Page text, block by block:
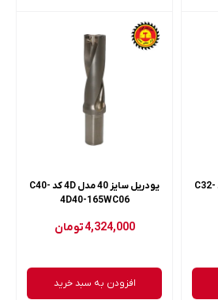
یودریل سایز 39 مدل 4D کد C32-
یودریل سایز 40 مدل 4D کد C40-
4D40-165WC06
4,324,000تومان
افزودن به سبد خرید